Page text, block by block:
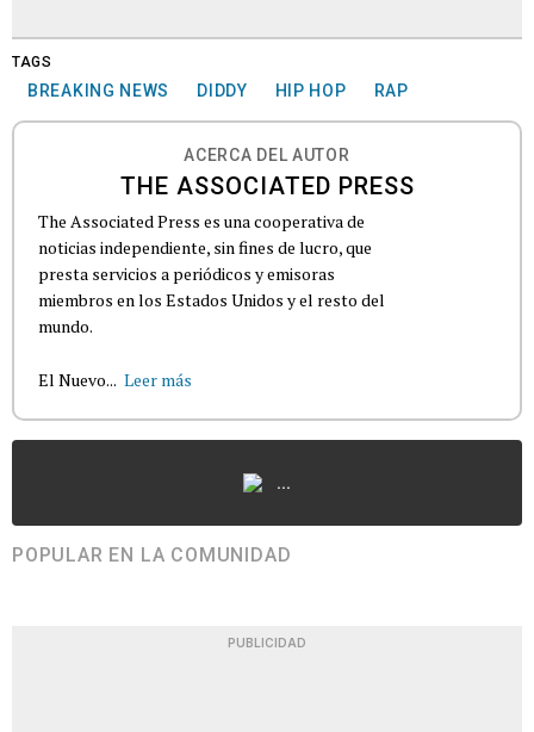
TAGS
BREAKING NEWS DIDDY HIP HOP RAP
ACERCA DEL AUTOR
THE ASSOCIATED PRESS
The Associated Press es una cooperativa de
noticias independiente, sin fines de lucro, que
presta servicios a periódicos y emisoras
miembros en los Estados Unidos y el resto del
mundo.
El Nuevo... Leer más
...
POPULAR EN LA COMUNIDAD
PUBLICIDAD